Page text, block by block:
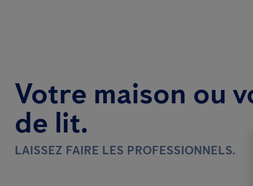
Votre maison ou
de lit.
LAISSEZ FAIRE LES PROFESSIONNELS.